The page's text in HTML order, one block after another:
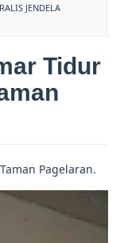
JENDELA
Tidur
Pagelaran.